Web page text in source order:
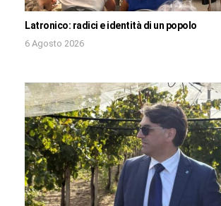
Latronico: radici e identità di un popolo
6 Agosto 2026